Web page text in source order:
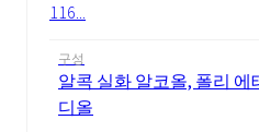
116...
구성
알콕 실화 알코올, 폴리 에
디올